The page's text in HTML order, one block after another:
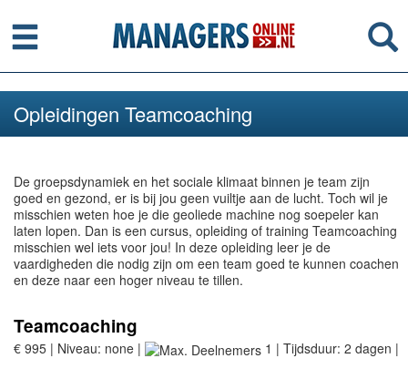
Menu
Opleidingen Teamcoaching
De groepsdynamiek en het sociale klimaat binnen je team zijn
goed en gezond, er is bij jou geen vuiltje aan de lucht. Toch wil je
misschien weten hoe je die geoliede machine nog soepeler kan
laten lopen. Dan is een cursus, opleiding of training Teamcoaching
misschien wel iets voor jou! In deze opleiding leer je de
vaardigheden die nodig zijn om een team goed te kunnen coachen
en deze naar een hoger niveau te tillen.
Teamcoaching
€ 995 | Niveau: none | 1 | Tijdsduur: 2 dagen |